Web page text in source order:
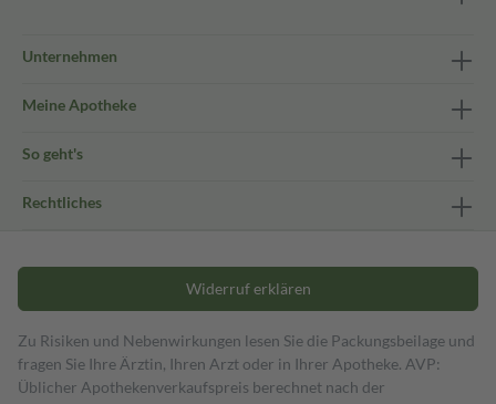
Unternehmen
Meine Apotheke
So geht's
Rechtliches
Widerruf erklären
Zu Risiken und Nebenwirkungen lesen Sie die Packungsbeilage und
fragen Sie Ihre Ärztin, Ihren Arzt oder in Ihrer Apotheke. AVP:
Üblicher Apothekenverkaufspreis berechnet nach der